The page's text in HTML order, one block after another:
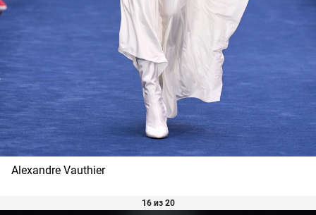
Alexandre Vauthier
16 из 20